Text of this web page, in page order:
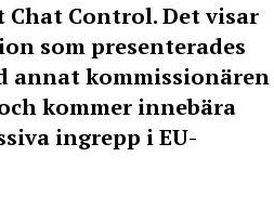
Control. Det visar
som presenterades
annat kommissionären
kommer innebära
ingrepp i EU-